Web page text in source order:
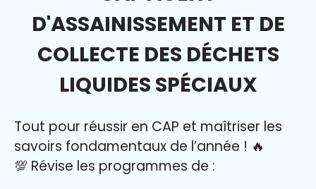
D'ASSAINISSEMENT ET DE
COLLECTE DES DÉCHETS
LIQUIDES SPÉCIAUX
Tout pour réussir en CAP et maîtriser les
savoirs fondamentaux de l’année ! 🔥
💯 Révise les programmes de :